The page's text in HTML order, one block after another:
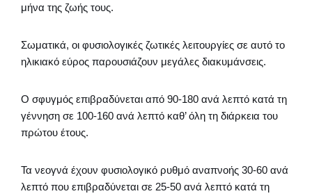
μήνα της ζωής τους.
Σωματικά, οι φυσιολογικές ζωτικές λειτουργίες σε αυτό το
ηλικιακό εύρος παρουσιάζουν μεγάλες διακυμάνσεις.
Ο σφυγμός επιβραδύνεται από 90-180 ανά λεπτό κατά τη
γέννηση σε 100-160 ανά λεπτό καθ’ όλη τη διάρκεια του
πρώτου έτους.
Τα νεογνά έχουν φυσιολογικό ρυθμό αναπνοής 30-60 ανά
λεπτό που επιβραδύνεται σε 25-50 ανά λεπτό κατά τη